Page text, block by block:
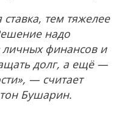
тем тяжелее
надо
личных финансов и
долг, а ещё —
— считает
Бушарин.